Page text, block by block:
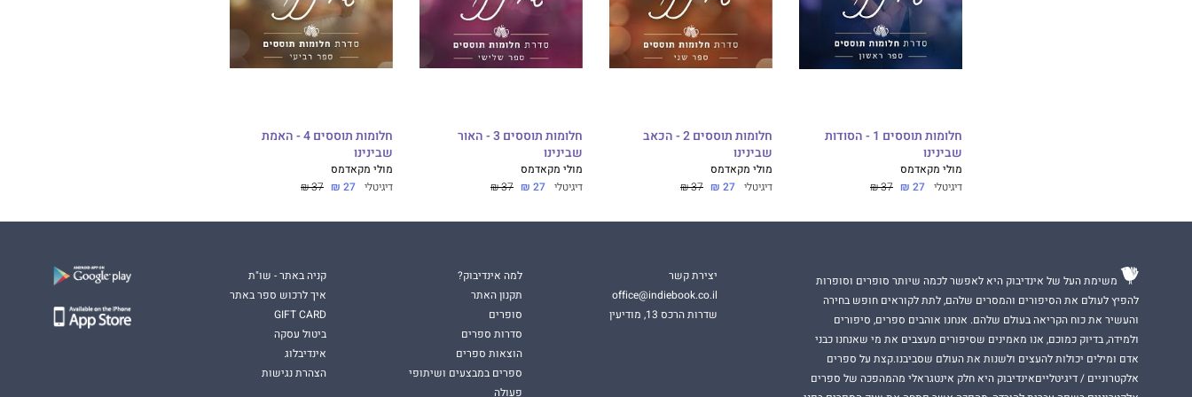
או של החברה הכי טובה של אחי.
אמברלי אולסן.
היא השתנתה.
בוז הופך לחיוך.
חיוך הופך לצחוק.
צחוק הופך לאנחות, והן הצליל המתוק ביותר ששמעתי מימיי.
שנים של איבה מתלקחות בינינו ובוערות מצורך ומתשוקה.
חלומות תוססים 1 - הסודות
שבינינו
מולי מקאדמס
דיגיטלי 27 ₪
37 ₪
חלומות תוססים 2 - הכאב
שבינינו
מולי מקאדמס
דיגיטלי 27 ₪
37 ₪
חלומות תוססים 3 - האור
שבינינו
מולי מקאדמס
דיגיטלי 27 ₪
37 ₪
חלומות תוססים 4 - האמת
שבינינו
מולי מקאדמס
דיגיטלי 27 ₪
37 ₪
משימת העל של אינדיבוק היא לאפשר לכמה שיותר סופרים וסופרות
להפיץ לעולם את הסיפורים והמסרים שלהם, לתת לקוראים חופש בחירה
והעשיר את כוח הקריאה בעולם שלהם. אנחנו אוהבים ספרים, סיפורים
ולמידה, בדיוק כמוכם, אנו מאמינים שסיפורים מעצבים את מי שאנחנו כבני
אדם ומילים יכולות להעצים ולשנות את העולם שסביבנו.קצת על ספרים
אלקטרוניים / דיגיטלייםאינדיבוק היא חלק אינטגראלי מהמהפכה של ספרים
יצירת קשר
office@indiebook.co.il
שדרות הרכס 13, מודיעין
למה אינדיבוק?
תקנון האתר
סופרים
סדרות ספרים
הוצאות ספרים
ספרים במבצעים ושיתופי
פעולה
קניה באתר - שו"ת
איך לרכוש ספר באתר
GIFT CARD
ביטול עסקה
אינדיבלוג
הצהרת נגישות